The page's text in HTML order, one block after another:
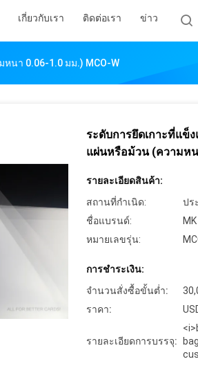
เกี่ยวกับเรา ติดต่อเรา ข่าว
นา 0.06-1.0 มม.) MCO-W
ระดับการยึดเกาะที่แข็
แผ่นหรือม้วน (ความหน
รายละเอียดสินค้า:
สถานที่กำเนิด:
ปร
ชื่อแบรนด์:
MK
หมายเลขรุ่น:
การชำระเงิน:
จำนวนสั่งซื้อขั้นต่ำ:
ราคา:
รายละเอียดการบรรจุ: